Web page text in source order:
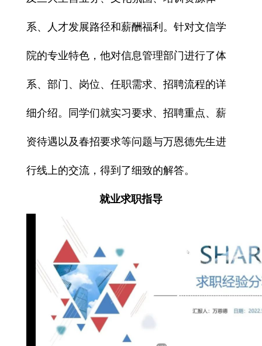
系、人才发展路径和薪酬福利 。针对文信学
院的专业特色，他对信息管理部门进行了体
系、部门、岗位、任职需求、招聘流程的详
细介绍。同学们就实习要求、招聘重点、薪
资待遇以及春招要求等问题与万恩德先生进
行线上的交流，得到了细致的解答。
就业求职指导